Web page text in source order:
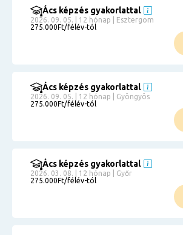
Ács képzés gyakorlattal
2026. 09. 05. | 12 hónap | Esztergom
275.000Ft/félév-tól
Ács képzés gyakorlattal
2026. 09. 05. | 12 hónap | Gyöngyös
275.000Ft/félév-tól
Ács képzés gyakorlattal
2026. 03. 08. | 12 hónap | Győr
275.000Ft/félév-tól